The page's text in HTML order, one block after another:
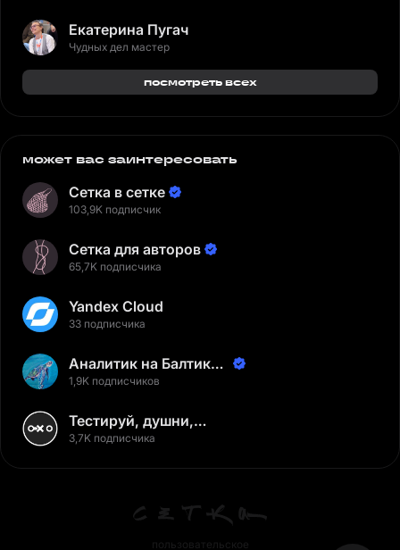
Екатерина Пугач
Чудных дел мастер
посмотреть всех
может вас заинтересовать
Сетка в сетке
103,9K подписчик
Сетка для авторов
65,7K подписчика
Yandex Cloud
33 подписчика
Аналитик на Балтике |
Неверов Станислав
1,9K подписчиков
Тестируй, душни,
наслаждайся
3,7K подписчика
пользовательское